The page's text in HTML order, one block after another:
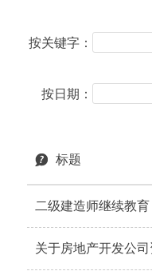
按关键字：
按日期：
标题
二级建造师继续教育
关于房地产开发公